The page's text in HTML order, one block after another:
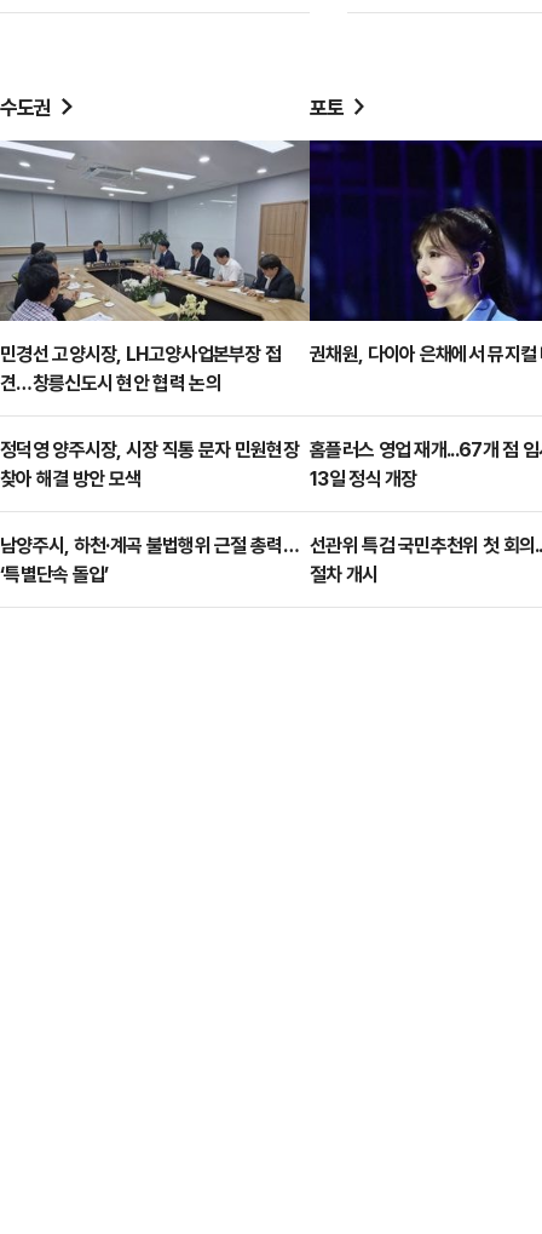
수도권
민경선 고양시장, LH고양사업본부장 접
견…창릉신도시 현안 협력 논의
정덕영 양주시장, 시장 직통 문자 민원현장
찾아 해결 방안 모색
남양주시, 하천·계곡 불법행위 근절 총력…
‘특별단속 돌입’
포토
권채원, 다이아 은채에서 뮤지컬
홈플러스 영업 재개...67개 점
13일 정식 개장
선관위 특검 국민추천위 첫 회의
절차 개시